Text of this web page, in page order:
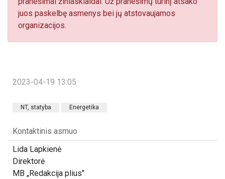
juos paskelbę asmenys bei jų atstovaujamos
organizacijos.
2023-04-19 13:05
NT, statyba Energetika
Kontaktinis asmuo
Lida Lapkienė
Direktorė
MB „Redakcija plius"